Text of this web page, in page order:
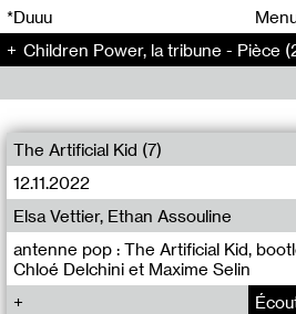
*Duuu
Children Power, la tribune - Pièce
The Artificial Kid (7)
12.11.2022
antenne pop : The Artificial Kid,
Chloé Delchini et Maxime Selin
Elsa Vettier, Ethan Assouline
00
00